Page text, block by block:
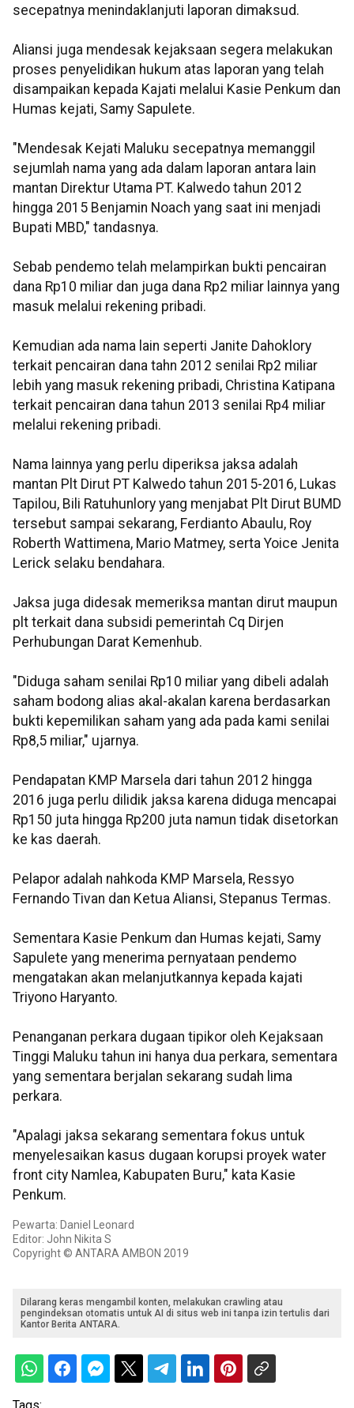
secepatnya menindaklanjuti laporan dimaksud.
Aliansi juga mendesak kejaksaan segera melakukan
proses penyelidikan hukum atas laporan yang telah
disampaikan kepada Kajati melalui Kasie Penkum dan
Humas kejati, Samy Sapulete.
"Mendesak Kejati Maluku secepatnya memanggil
sejumlah nama yang ada dalam laporan antara lain
mantan Direktur Utama PT. Kalwedo tahun 2012
hingga 2015 Benjamin Noach yang saat ini menjadi
Bupati MBD," tandasnya.
Sebab pendemo telah melampirkan bukti pencairan
dana Rp10 miliar dan juga dana Rp2 miliar lainnya yang
masuk melalui rekening pribadi.
Kemudian ada nama lain seperti Janite Dahoklory
terkait pencairan dana tahn 2012 senilai Rp2 miliar
lebih yang masuk rekening pribadi, Christina Katipana
terkait pencairan dana tahun 2013 senilai Rp4 miliar
melalui rekening pribadi.
Nama lainnya yang perlu diperiksa jaksa adalah
mantan Plt Dirut PT Kalwedo tahun 2015-2016, Lukas
Tapilou, Bili Ratuhunlory yang menjabat Plt Dirut BUMD
tersebut sampai sekarang, Ferdianto Abaulu, Roy
Roberth Wattimena, Mario Matmey, serta Yoice Jenita
Lerick selaku bendahara.
Jaksa juga didesak memeriksa mantan dirut maupun
plt terkait dana subsidi pemerintah Cq Dirjen
Perhubungan Darat Kemenhub.
"Diduga saham senilai Rp10 miliar yang dibeli adalah
saham bodong alias akal-akalan karena berdasarkan
bukti kepemilikan saham yang ada pada kami senilai
Rp8,5 miliar," ujarnya.
Pendapatan KMP Marsela dari tahun 2012 hingga
2016 juga perlu dilidik jaksa karena diduga mencapai
Rp150 juta hingga Rp200 juta namun tidak disetorkan
ke kas daerah.
Pelapor adalah nahkoda KMP Marsela, Ressyo
Fernando Tivan dan Ketua Aliansi, Stepanus Termas.
Sementara Kasie Penkum dan Humas kejati, Samy
Sapulete yang menerima pernyataan pendemo
mengatakan akan melanjutkannya kepada kajati
Triyono Haryanto.
Penanganan perkara dugaan tipikor oleh Kejaksaan
Tinggi Maluku tahun ini hanya dua perkara, sementara
yang sementara berjalan sekarang sudah lima
perkara.
"Apalagi jaksa sekarang sementara fokus untuk
menyelesaikan kasus dugaan korupsi proyek water
front city Namlea, Kabupaten Buru," kata Kasie
Penkum.
Pewarta: Daniel Leonard
Editor: John Nikita S
Copyright © ANTARA AMBON 2019
Dilarang keras mengambil konten, melakukan crawling atau
pengindeksan otomatis untuk AI di situs web ini tanpa izin tertulis dari
Kantor Berita ANTARA.